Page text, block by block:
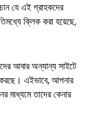
যে এই গ্রাহকদের
ক্লিক করা হয়েছে,
আবার অন্যান্য সাইটে
করছে। এইভাবে, আপনার
মাধ্যমে তাদের কেনার